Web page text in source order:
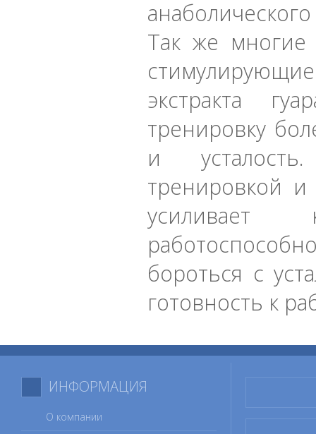
Так же многие
экстракта
тренировку
и
тренировкой
усиливает
бороться с
готовность к
ИНФОРМАЦИЯ
О компании